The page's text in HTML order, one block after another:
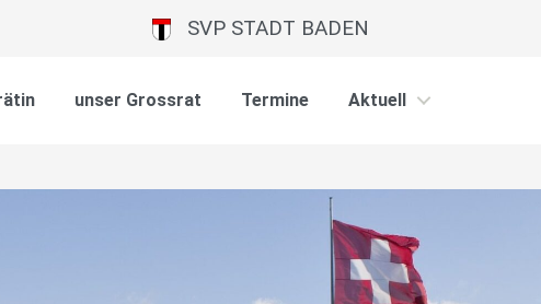
SVP STADT BADEN
unser Grossrat Termine Aktuell